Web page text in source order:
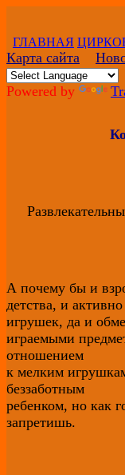
ГЛАВНАЯ
Карта сайта
Powered by
А почему бы и
детства, и
игрушек, да и
играемыми
отношением
к мелким
беззаботным
ребенком, но как
запретишь.